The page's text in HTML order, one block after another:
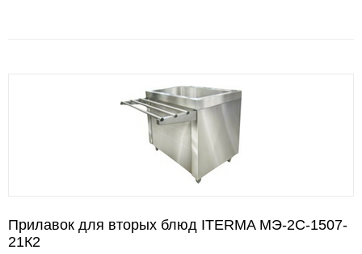
Прилавок для вторых блюд ITERMA МЭ-2С-1507-
21К2